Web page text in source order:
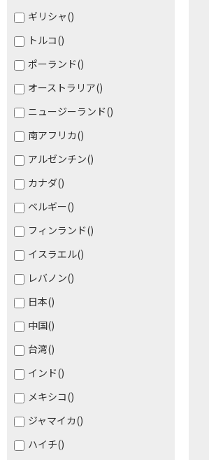
ギリシャ()
トルコ()
ポーランド()
オーストラリア()
ニュージーランド()
南アフリカ()
アルゼンチン()
カナダ()
ベルギー()
フィンランド()
イスラエル()
レバノン()
日本()
中国()
台湾()
インド()
メキシコ()
ジャマイカ()
ハイチ()